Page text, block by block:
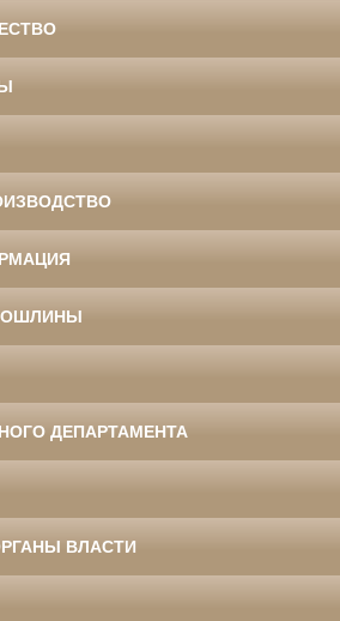
ДЕПАРТАМЕНТА
ВЛАСТИ